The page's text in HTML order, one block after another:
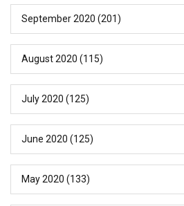
September 2020 (201)
August 2020 (115)
July 2020 (125)
June 2020 (125)
May 2020 (133)